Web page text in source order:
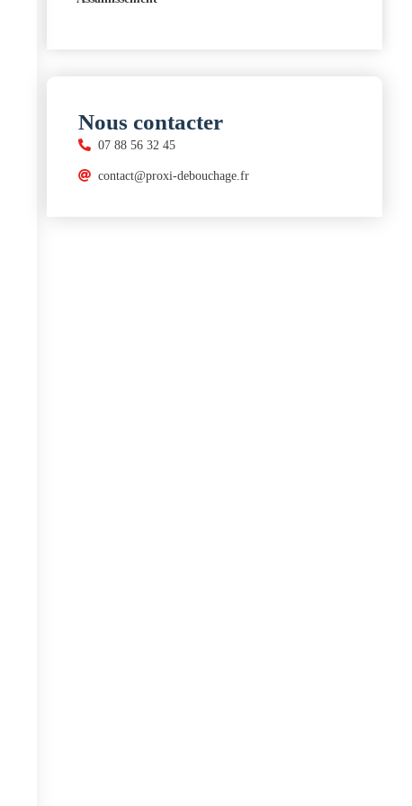
Nous contacter
07 88 56 32 45
contact@proxi-debouchage.fr